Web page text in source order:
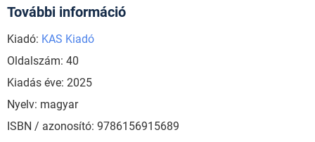
További információ
Kiadó: KAS Kiadó
Oldalszám: 40
Kiadás éve: 2025
Nyelv: magyar
ISBN / azonosító: 9786156915689